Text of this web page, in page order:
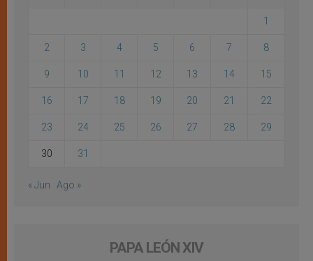
1
2 3 4 5 6 7 8
9 10 11 12 13 14 15
16 17 18 19 20 21 22
23 24 25 26 27 28 29
30 31
« Jun Ago »
PAPA LEÓN XIV